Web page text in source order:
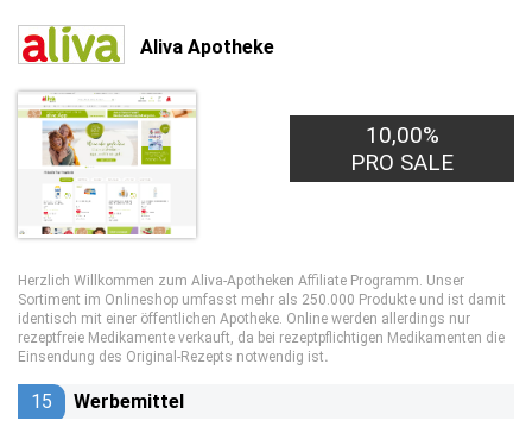
Aliva Apotheke
10,00%
PRO SALE
Herzlich Willkommen zum Aliva-Apotheken Affiliate Programm. Unser
Sortiment im Onlineshop umfasst mehr als 250.000 Produkte und ist damit
identisch mit einer öffentlichen Apotheke. Online werden allerdings nur
rezeptfreie Medikamente verkauft, da bei rezeptpflichtigen Medikamenten die
Einsendung des Original-Rezepts notwendig ist.
15 Werbemittel